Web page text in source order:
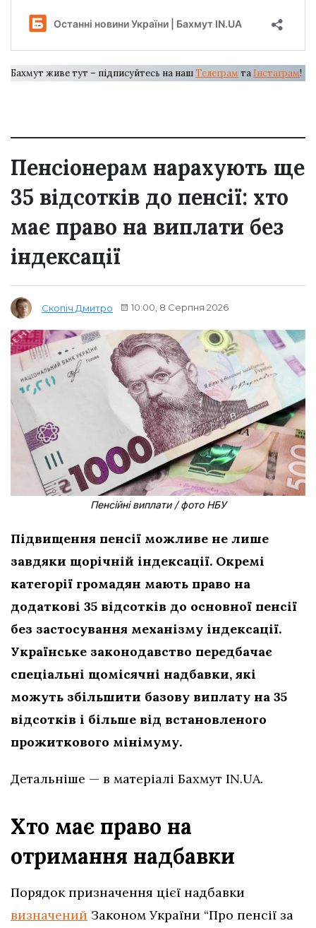
Бахмут живе тут – підписуйтесь на нашТелеграм та Інстаграм!
Пенсіонерам нарахують ще
35 відсотків до пенсії: хто
має право на виплати без
індексації
Скопіч Дмитро 10:00, 8 Серпня 2026
Пенсійні виплати / фото НБУ
Підвищення пенсії можливе не лише
завдяки щорічній індексації. Окремі
категорії громадян мають право на
додаткові 35 відсотків до основної пенсії
без застосування механізму індексації.
Українське законодавство передбачає
спеціальні щомісячні надбавки, які
можуть збільшити базову виплату на 35
відсотків і більше від встановленого
прожиткового мінімуму.
Детальніше — в матеріалі Бахмут IN.UA.
Хто має право на
отримання надбавки
Порядок призначення цієї надбавки
визначений Законом України “Про пенсії за